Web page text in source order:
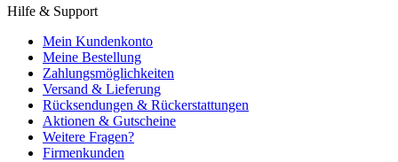
Hilfe & Support
Mein Kundenkonto
Meine Bestellung
Zahlungsmöglichkeiten
Versand & Lieferung
Rücksendungen & Rückerstattungen
Aktionen & Gutscheine
Weitere Fragen?
Firmenkunden